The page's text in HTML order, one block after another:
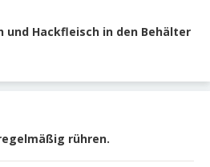
und Hackfleisch in den Behälter
rühren.